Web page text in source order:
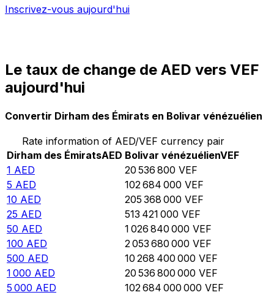
Inscrivez-vous aujourd'hui
Le taux de change de AED vers VEF
aujourd'hui
Convertir Dirham des Émirats en Bolivar vénézuélien
Rate information of AED/VEF currency pair
Dirham des ÉmiratsAED Bolivar vénézuélienVEF
1 AED 20 536 800 VEF
5 AED 102 684 000 VEF
10 AED 205 368 000 VEF
25 AED 513 421 000 VEF
50 AED 1 026 840 000 VEF
100 AED 2 053 680 000 VEF
500 AED 10 268 400 000 VEF
1 000 AED 20 536 800 000 VEF
5 000 AED 102 684 000 000 VEF